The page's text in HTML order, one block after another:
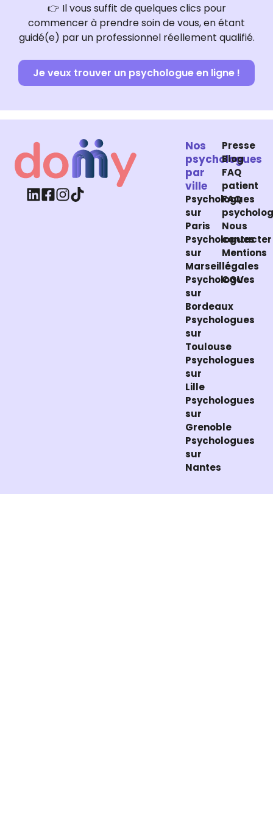
👉 Il vous suffit de quelques clics pour
commencer à prendre soin de vous, en étant
guidé(e) par un professionnel réellement qualifié.
Je veux trouver un psychologue en ligne !
Nos
psychologues
par
ville
Psychologues
sur
Paris
Psychologues
sur
Marseille
Psychologues
sur
Bordeaux
Psychologues
sur
Toulouse
Psychologues
sur
Lille
Psychologues
sur
Grenoble
Psychologues
sur
Nantes
Presse
Blog
FAQ
patient
FAQ
Nous
contacter
Mentions
légales
CGV